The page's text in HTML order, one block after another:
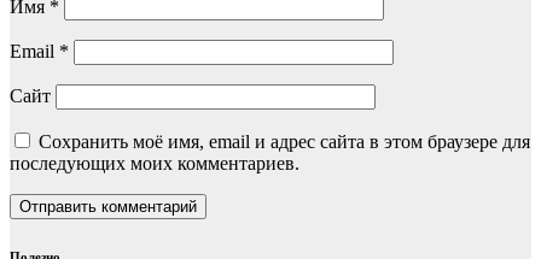
Имя *
Email *
Сайт
Сохранить моё имя, email и адрес сайта в этом браузере для
последующих моих комментариев.